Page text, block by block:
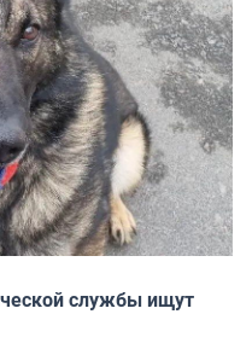
службы ищут